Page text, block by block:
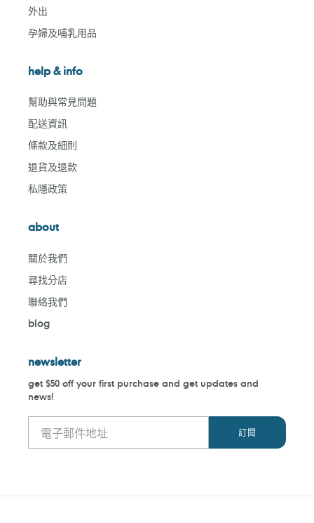
外出
孕婦及哺乳用品
help & info
幫助與常見問題
配送資訊
條款及細則
退貨及退款
私隱政策
about
關於我們
尋找分店
聯絡我們
blog
newsletter
get $50 off your first purchase and get updates and
news!